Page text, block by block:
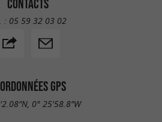
CONTACTS
: 05 59 32 03 02
GPS
0° 25'58.8"W